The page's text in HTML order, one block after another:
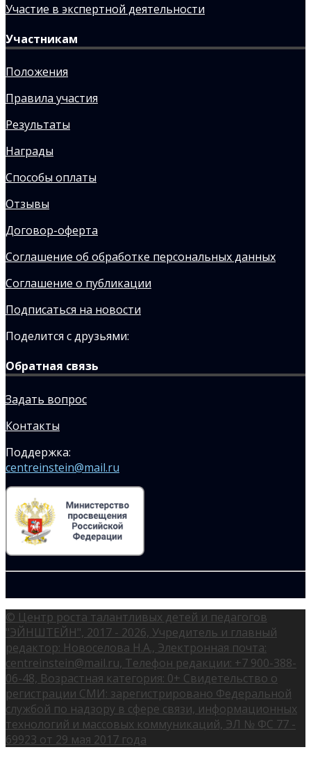
Участие в экспертной деятельности
Участникам
Положения
Правила участия
Результаты
Награды
Способы оплаты
Отзывы
Договор-оферта
Соглашение об обработке персональных данных
Соглашение о публикации
Подписаться на новости
Поделится с друзьями:
Обратная связь
Задать вопрос
Контакты
Поддержка:
centreinstein@mail.ru
© Центр роста талантливых детей и педагогов
"ЭЙНШТЕЙН", 2017 - 2026, Учредитель и главный
редактор: Новоселова Н.А., Электронная почта:
centreinstein@mail.ru, Телефон редакции: +7 900-388-
06-48, Возрастная категория: 0+ Свидетельство о
регистрации СМИ: зарегистрировано Федеральной
службой по надзору в сфере связи, информационных
технологий и массовых коммуникаций, ЭЛ № ФС 77 -
69923 от 29 мая 2017 года